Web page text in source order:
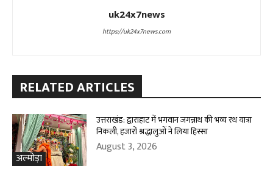
uk24x7news
https://uk24x7news.com
RELATED ARTICLES
अल्मोड़ा
उत्तराखंड: द्वाराहाट में भगवान जगन्नाथ की भव्य रथ यात्रा
निकली, हजारों श्रद्धालुओं ने लिया हिस्सा
August 3, 2026